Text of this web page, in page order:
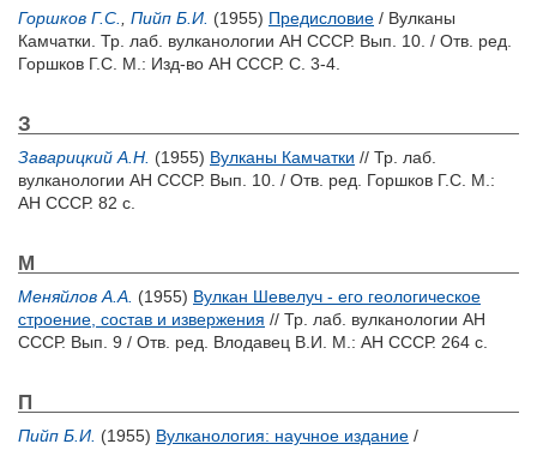
Горшков Г.С. Пийп Б.И. (1955) Предисловие / Вулканы
Камчатки. Тр. лаб. вулканологии АН СССР. Вып. 10. / Отв. ред.
Горшков Г.С. М.: Изд-во АН СССР. С. 3-4.
З
Заварицкий А.Н. (1955) Вулканы Камчатки // Тр. лаб.
вулканологии АН СССР. Вып. 10. / Отв. ред. Горшков Г.С. М.:
АН СССР. 82 с.
М
Меняйлов А.А. (1955) Вулкан Шевелуч - его геологическое
строение, состав и извержения // Тр. лаб. вулканологии АН
СССР. Вып. 9 / Отв. ред. Влодавец В.И. М.: АН СССР. 264 с.
П
Пийп Б.И. (1955) Вулканология: научное издание /